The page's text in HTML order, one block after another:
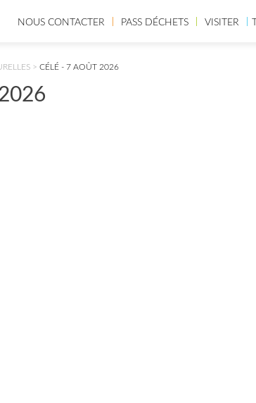
NOUS CONTACTER PASS DÉCHETS VISITER
> CÉLÉ - 7 AOÛT 2026